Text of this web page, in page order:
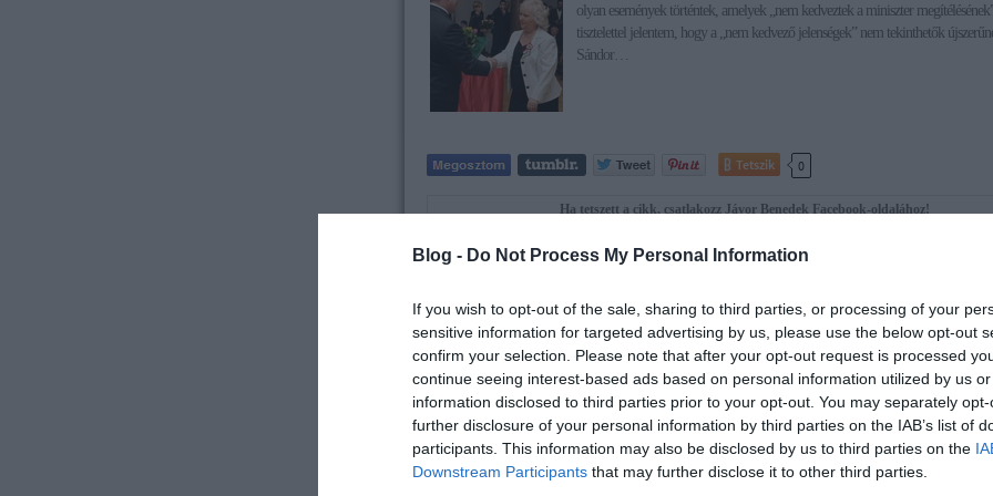
Blog - Do Not Process My Personal Information
If you wish to opt-out of the sale, sharing to third parties, or processing of your
sensitive information for targeted advertising by us, please use the below opt-out
confirm your selection. Please note that after your opt-out request is processed
continue seeing interest-based ads based on personal information utilized by us
information disclosed to third parties prior to your opt-out. You may separately
further disclosure of your personal information by third parties on the IAB’s list of
participants. This information may also be disclosed by us to third parties on the
Downstream Participants that may further disclose it to other third parties.
olyan események történtek, amelyek „nem kedveztek a miniszter
tisztelettel jelentem, hogy a „nem kedvező jelenségek” nem tekinthetők
Sándor…
Tetszik 0
Ha tetszett a cikk, csatlakozz Jávor Benedek Facebook-oldalához!
jávor benedek
Címkék:Simicska Lajos Illés Zoltán Fazekas Sándor Tolnainé
Tovább »
2013. 12. 20.
Vízügy: Pintér mindent visz